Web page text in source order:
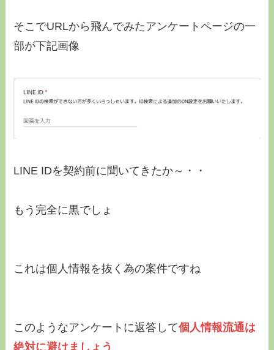
そこでURLから飛んでみたアンケートページの一
部が下記画像
LINE IDを契約前に聞いてきたか～・・
もう完全に黒でしょ
これは個人情報を抜く為の案件ですね
このようなアンケートに返答して個人情報流通は
絶対に避けましょう